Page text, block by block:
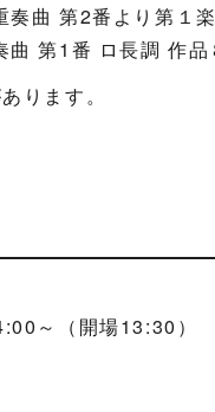
奏曲 第2番より第１
曲 第1番 ロ長調 作品
ります。
～（開場13:30）